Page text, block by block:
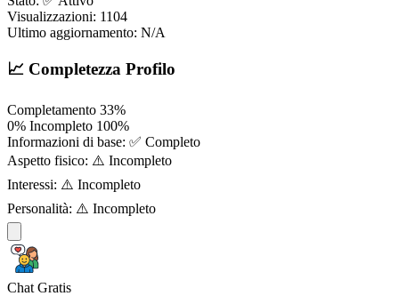
Visualizzazioni: 1104
Ultimo aggiornamento: N/A
📈 Completezza Profilo
Completamento 33%
0% Incompleto 100%
Informazioni di base: ✅ Completo
Aspetto fisico: ⚠️ Incompleto
Interessi: ⚠️ Incompleto
Personalità: ⚠️ Incompleto
Chat Gratis